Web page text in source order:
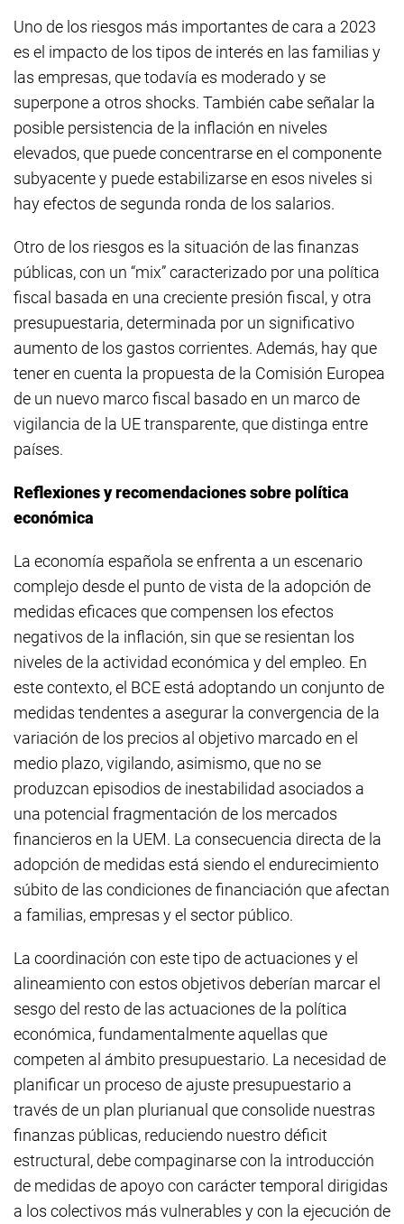
Uno de los riesgos más importantes de cara a 2023
es el impacto de los tipos de interés en las familias y
las empresas, que todavía es moderado y se
superpone a otros shocks. También cabe señalar la
posible persistencia de la inflación en niveles
elevados, que puede concentrarse en el componente
subyacente y puede estabilizarse en esos niveles si
hay efectos de segunda ronda de los salarios.
Otro de los riesgos es la situación de las finanzas
públicas, con un “mix”caracterizado por una política
fiscal basada en una creciente presión fiscal, y otra
presupuestaria, determinada por un significativo
aumento de los gastos corrientes. Además, hay que
tener en cuenta la propuesta de la Comisión Europea
de un nuevo marco fiscal basado en un marco de
vigilancia de la UE transparente, que distinga entre
países.
Reflexiones y recomendaciones sobre política
económica
La economía española se enfrenta a un escenario
complejo desde el punto de vista de la adopción de
medidas eficaces que compensen los efectos
negativos de la inflación, sin que se resientan los
niveles de la actividad económica y del empleo. En
este contexto, el BCE está adoptando un conjunto de
medidas tendentes a asegurar la convergencia de la
variación de los precios al objetivo marcado en el
medio plazo, vigilando, asimismo, que no se
produzcan episodios de inestabilidad asociados a
una potencial fragmentación de los mercados
financieros en la UEM. La consecuencia directa de la
adopción de medidas está siendo el endurecimiento
súbito de las condiciones de financiación que afectan
a familias, empresas y el sector público.
La coordinación con este tipo de actuaciones y el
alineamiento con estos objetivos deberían marcar el
sesgo del resto de las actuaciones de la política
económica, fundamentalmente aquellas que
competen al ámbito presupuestario. La necesidad de
planificar un proceso de ajuste presupuestario a
través de un plan plurianual que consolide nuestras
finanzas públicas, reduciendo nuestro déficit
estructural, debe compaginarse con la introducción
de medidas de apoyo con carácter temporal dirigidas
a los colectivos más vulnerables y con la ejecución de